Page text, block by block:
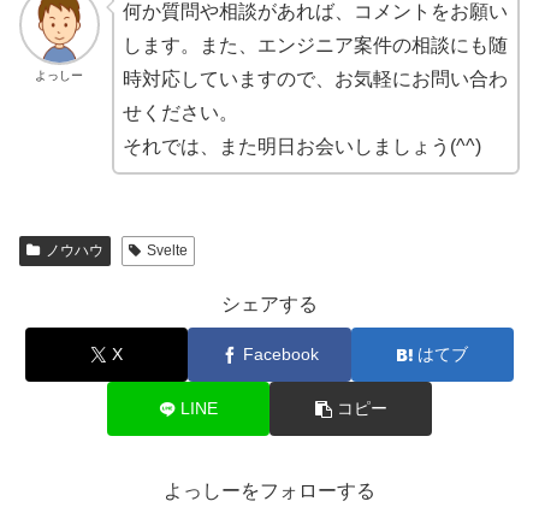
よっしー
何か質問や相談があれば、コメントをお願い
します。また、エンジニア案件の相談にも随
時対応していますので、お気軽にお問い合わ
せください。
それでは、また明日お会いしましょう(^^)
ノウハウ Svelte
シェアする
X Facebook はてブ
LINE コピー
よっしーをフォローする